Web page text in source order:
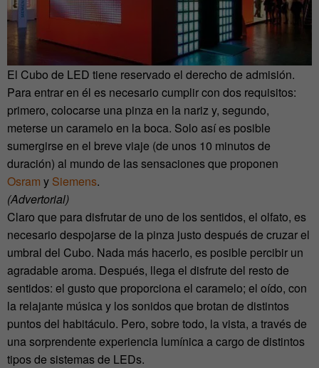
El Cubo de LED tiene reservado el derecho de admisión.
Para entrar en él es necesario cumplir con dos requisitos:
primero, colocarse una pinza en la nariz y, segundo,
meterse un caramelo en la boca. Solo así es posible
sumergirse en el breve viaje (de unos 10 minutos de
duración) al mundo de las sensaciones que proponen
Osram y Siemens.
(Advertorial)
Claro que para disfrutar de uno de los sentidos, el olfato, es
necesario despojarse de la pinza justo después de cruzar el
umbral del Cubo. Nada más hacerlo, es posible percibir un
agradable aroma. Después, llega el disfrute del resto de
sentidos: el gusto que proporciona el caramelo; el oído, con
la relajante música y los sonidos que brotan de distintos
puntos del habitáculo. Pero, sobre todo, la vista, a través de
una sorprendente experiencia lumínica a cargo de distintos
tipos de sistemas de LEDs.